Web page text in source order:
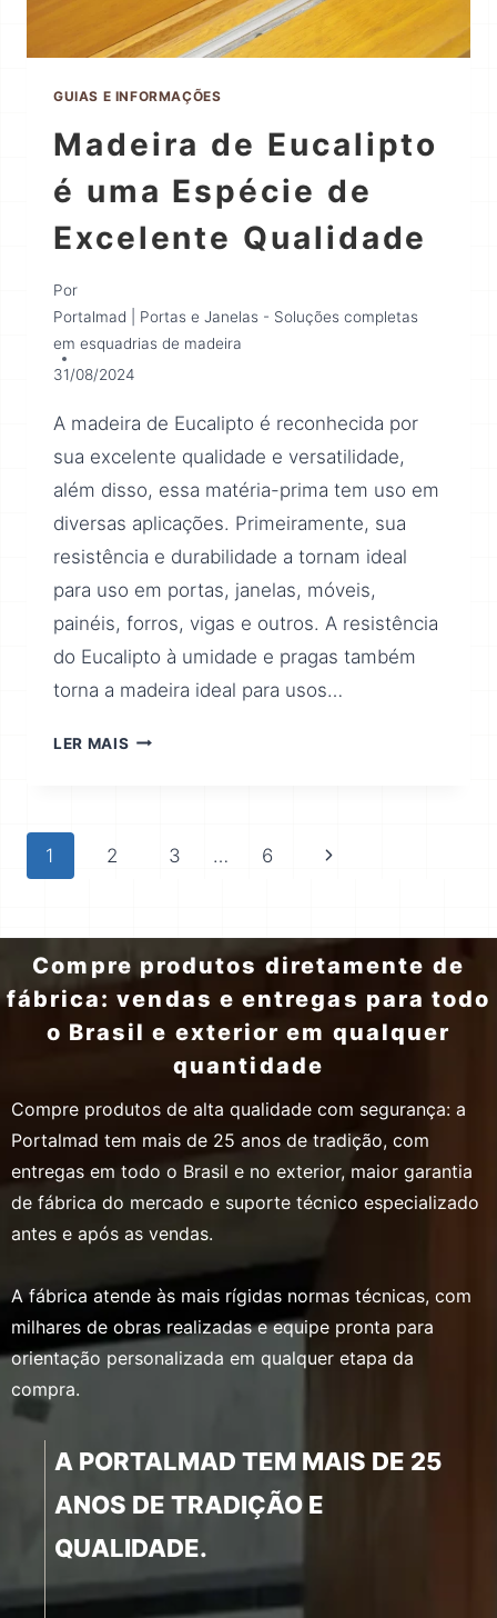
GUIAS E INFORMAÇÕES
Madeira de Eucalipto
é uma Espécie de
Excelente Qualidade
Por
Portalmad | Portas e Janelas - Soluções completas
em esquadrias de madeira
31/08/2024
A madeira de Eucalipto é reconhecida por
sua excelente qualidade e versatilidade,
além disso, essa matéria-prima tem uso em
diversas aplicações. Primeiramente, sua
resistência e durabilidade a tornam ideal
para uso em portas, janelas, móveis,
painéis, forros, vigas e outros. A resistência
do Eucalipto à umidade e pragas também
torna a madeira ideal para usos…
LER MAIS
1 2 3 … 6
Compre produtos diretamente de
fábrica: vendas e entregas para todo
o Brasil e exterior em qualquer
quantidade
Compre produtos de alta qualidade com segurança: a
Portalmad tem mais de 25 anos de tradição, com
entregas em todo o Brasil e no exterior, maior garantia
de fábrica do mercado e suporte técnico especializado
antes e após as vendas.
A fábrica atende às mais rígidas normas técnicas, com
milhares de obras realizadas e equipe pronta para
orientação personalizada em qualquer etapa da
compra.
A PORTALMAD TEM MAIS DE 25
ANOS DE TRADIÇÃO E
QUALIDADE.